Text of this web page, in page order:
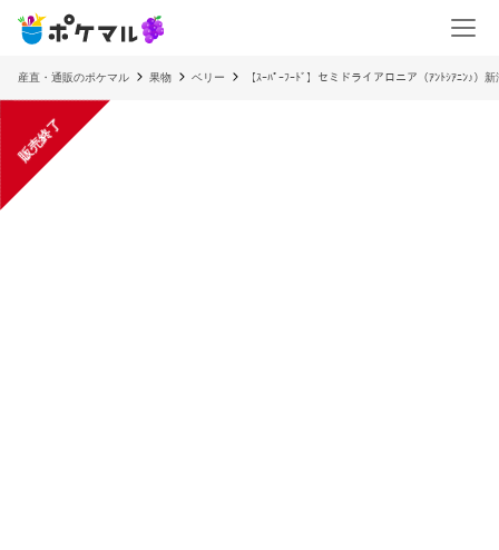
産直・通販のポケマル 果物 ベリー 【ｽｰﾊﾟｰﾌｰﾄﾞ】セミドライアロニア（ｱﾝﾄｼｱﾆﾝ♪）
販売終了